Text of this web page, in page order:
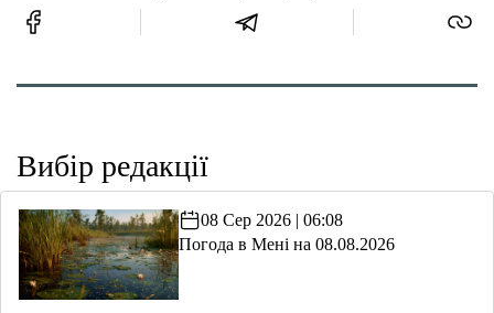
Вибір редакції
08 Сер 2026 | 06:08
Погода в Мені на 08.08.2026